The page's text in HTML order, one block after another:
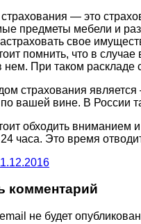
— это
предметы мебели и
свое
помнить, что в
нем. При таком раскладе
страхования
вашей вине. В России
обходить вниманием
24 часа. Это время
комментарий
не будет